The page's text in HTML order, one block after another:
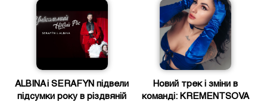
ALBINA і SERAFYN підвели
підсумки року в різдвяній
Новий трек і зміни в
команді: KREMENTSOVA